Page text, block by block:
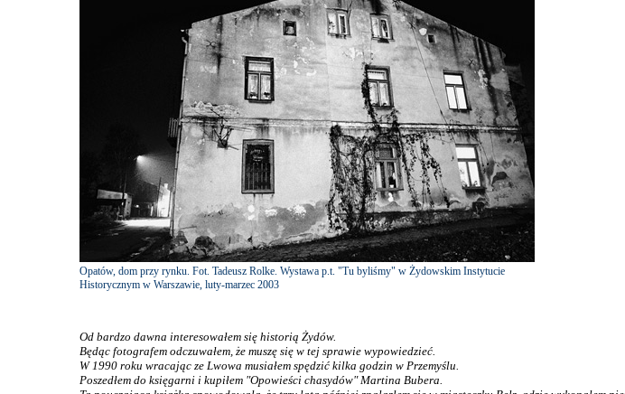
Opatów, dom przy rynku. Fot. Tadeusz Rolke. Wystawa p.t. "Tu byliśmy" w Żydowskim Instytucie
Historycznym w Warszawie, luty-marzec 2003
Od bardzo dawna interesowałem się historią Żydów.
Będąc fotografem odczuwałem, że muszę się w tej sprawie wypowiedzieć.
W 1990 roku wracając ze Lwowa musiałem spędzić kilka godzin w Przemyślu.
Poszedłem do księgarni i kupiłem "Opowieści chasydów" Martina Bubera.